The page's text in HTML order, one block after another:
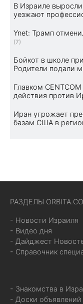
В Израиле
уезжают
Ynet: Трамп
(7)
Бойкот в школе
Родители подали
Главком
действия против
Иран угрожает
базам США в
РАЗДЕЛЫ
- Новости Израиля
- Видео дня
- Дайджест
- Справочник
- Знакомства в
- Доски объявлений